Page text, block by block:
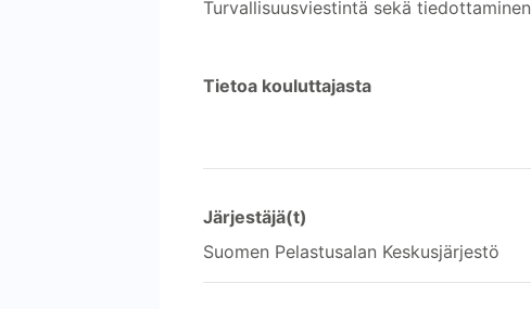
Turvallisuusviestintä sekä tiedottaminen
Tietoa kouluttajasta
Järjestäjä(t)
Suomen Pelastusalan Keskusjärjestö